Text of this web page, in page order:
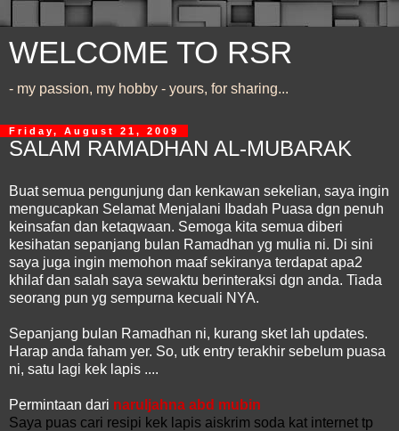
WELCOME TO RSR
- my passion, my hobby - yours, for sharing...
Friday, August 21, 2009
SALAM RAMADHAN AL-MUBARAK
Buat semua pengunjung dan kenkawan sekelian, saya ingin
mengucapkan Selamat Menjalani Ibadah Puasa dgn penuh
keinsafan dan ketaqwaan. Semoga kita semua diberi
kesihatan sepanjang bulan Ramadhan yg mulia ni. Di sini
saya juga ingin memohon maaf sekiranya terdapat apa2
khilaf dan salah saya sewaktu berinteraksi dgn anda. Tiada
seorang pun yg sempurna kecuali NYA.
Sepanjang bulan Ramadhan ni, kurang sket lah updates.
Harap anda faham yer. So, utk entry terakhir sebelum puasa
ni, satu lagi kek lapis ....
Permintaan dari naruljahna abd mubin
Saya puas cari resipi kek lapis aiskrim soda kat internet tp